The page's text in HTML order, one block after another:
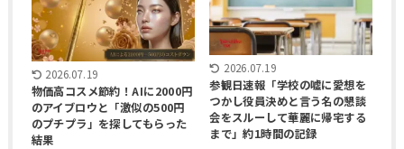
2026.07.19
物価高コスメ節約！AIに2000円
のアイブロウと「激似の500円
のプチプラ」を探してもらった
結果
2026.07.19
参観日速報「学校の嘘に愛想を
つかし役員決めと言う名の懇談
会をスルーして華麗に帰宅する
まで」約1時間の記録